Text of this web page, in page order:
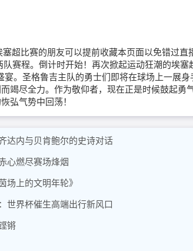
超比赛的朋友可以提前收藏本页面以免错过直
赛程。倒计时开始！再次掀起运动狂潮的埃塞
。圣格鲁吉主队的勇士们即将在球场上一展
尽全力。作为敬仰者，现在正是时候鼓起勇
弘气势中回荡！
达内与贝肯鲍尔的史诗对话
心燃尽赛场烽烟
场上的文明年轮》
世界杯催生高端出行新风口
锵